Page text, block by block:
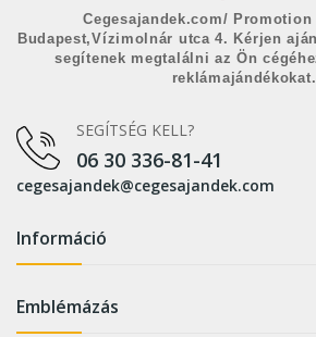
Cegesajandek.com/ Promotion
Budapest,Vízimolnár utca 4. Kérjen
segítenek megtalálni az Ön
reklámajándékokat.
SEGÍTSÉG KELL?
06 30 336-81-41
cegesajandek@cegesajandek.com
Információ
Emblémázás